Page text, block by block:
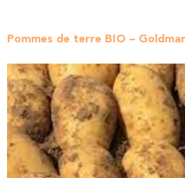
Pommes de terre BIO –